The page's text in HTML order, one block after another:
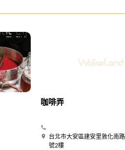
咖啡弄
台北市大安區建安里敦化南
號2樓